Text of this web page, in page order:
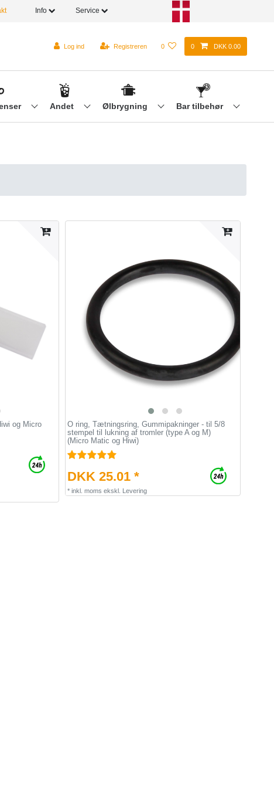
Info Service
Log ind Registreren 0 0 DKK 0.00
Andet Ølbrygning Bar tilbehør
og Micro
O ring, Tætningsring, Gummipakninger - til 5/8
stempel til lukning af tromler (type A og M)
(Micro Matic og Hiwi)
DKK 25.01 *
* inkl. moms ekskl. Levering